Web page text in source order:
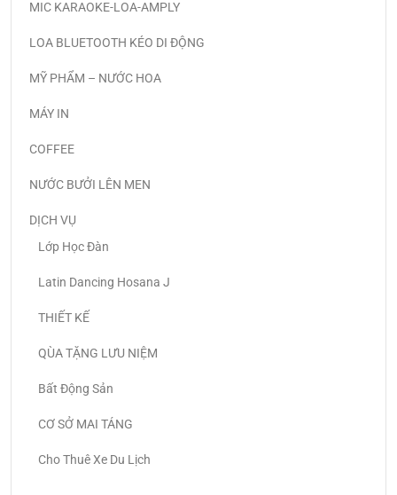
MIC KARAOKE-LOA-AMPLY
LOA BLUETOOTH KÉO DI ĐỘNG
MỸ PHẨM – NƯỚC HOA
MÁY IN
COFFEE
NƯỚC BƯỞI LÊN MEN
DỊCH VỤ
Lớp Học Đàn
Latin Dancing Hosana J
THIẾT KẾ
QÙA TẶNG LƯU NIỆM
Bất Động Sản
CƠ SỞ MAI TÁNG
Cho Thuê Xe Du Lịch